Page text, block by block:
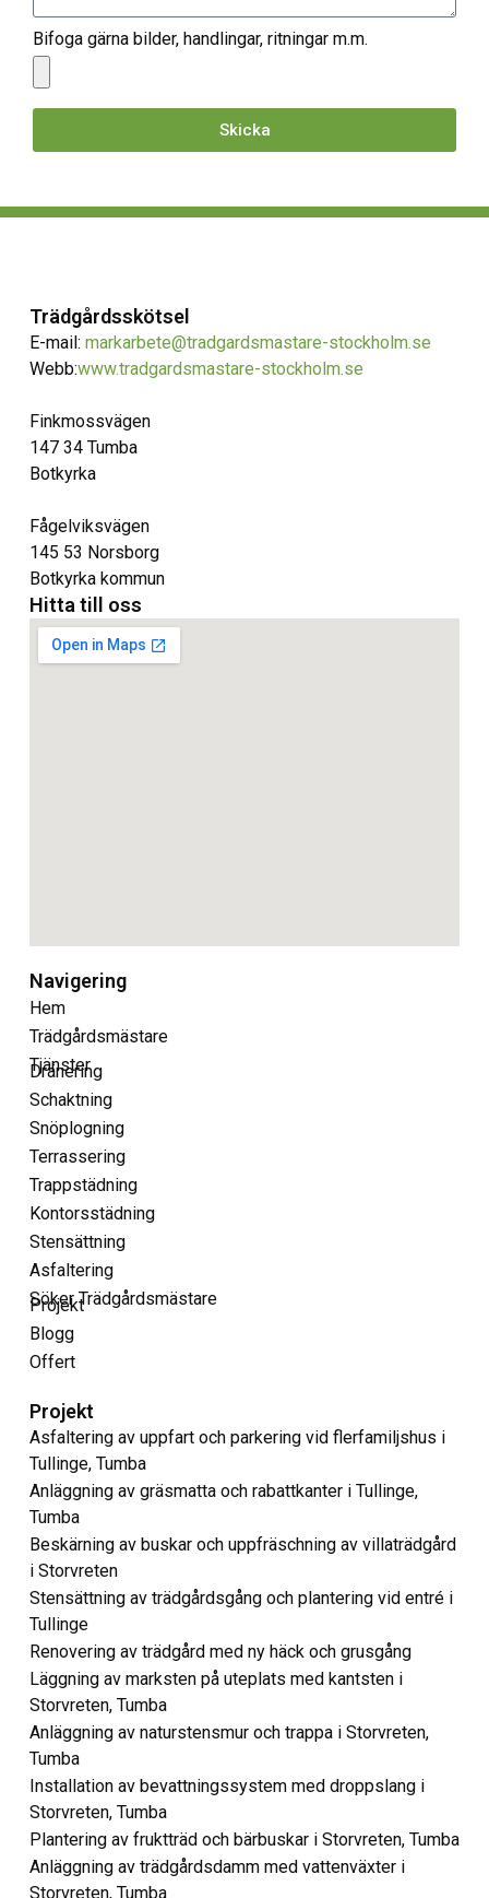
Bifoga gärna bilder, handlingar, ritningar m.m.
Skicka
Trädgårdsskötsel
E-mail: markarbete@tradgardsmastare-stockholm.se
Webb:www.tradgardsmastare-stockholm.se
Finkmossvägen
147 34 Tumba
Botkyrka
Fågelviksvägen
145 53 Norsborg
Botkyrka kommun
Hitta till oss
Navigering
Hem
Trädgårdsmästare
Tjänster
Dränering
Schaktning
Snöplogning
Terrassering
Trappstädning
Kontorsstädning
Stensättning
Asfaltering
Söker Trädgårdsmästare
Projekt
Blogg
Offert
Projekt
Asfaltering av uppfart och parkering vid flerfamiljshus i
Tullinge, Tumba
Anläggning av gräsmatta och rabattkanter i Tullinge,
Tumba
Beskärning av buskar och uppfräschning av villaträdgård
i Storvreten
Stensättning av trädgårdsgång och plantering vid entré i
Tullinge
Renovering av trädgård med ny häck och grusgång
Läggning av marksten på uteplats med kantsten i
Storvreten, Tumba
Anläggning av naturstensmur och trappa i Storvreten,
Tumba
Installation av bevattningssystem med droppslang i
Storvreten, Tumba
Plantering av fruktträd och bärbuskar i Storvreten, Tumba
Anläggning av trädgårdsdamm med vattenväxter i
Storvreten, Tumba